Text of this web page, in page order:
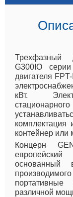
Трехфазный
G300IO
двигателя
кВт.
контейнер или
Концерн
европейский
портативные
различной